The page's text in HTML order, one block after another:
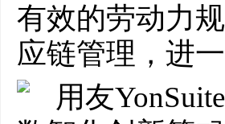
有效的劳动力
应链管理，进